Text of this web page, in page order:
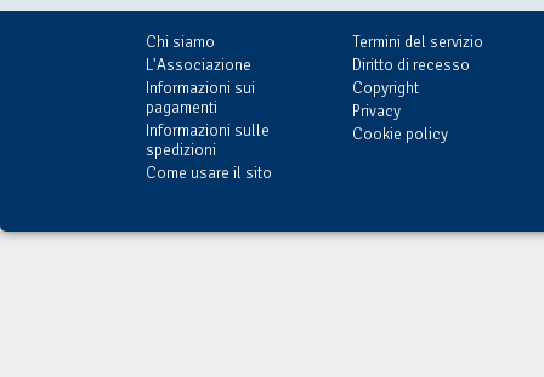
Chi siamo
L'Associazione
Informazioni sui
pagamenti
Informazioni sulle
spedizioni
Come usare il sito
Termini del servizio
Diritto di recesso
Copyright
Privacy
Cookie policy